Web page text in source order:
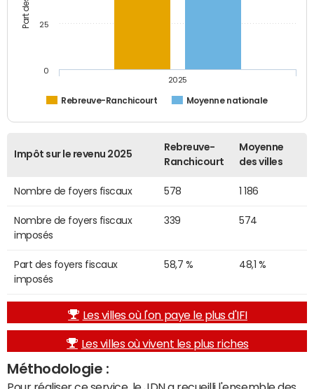
Rebreuve-Ranchicourt Moyenne nationale
2025
0
25
Impôt sur le revenu 2025
Rebreuve-
Ranchicourt
Moyenne
des villes
Nombre de foyers fiscaux 578 1 186
Nombre de foyers fiscaux
imposés
339 574
Part des foyers fiscaux
imposés
58,7 % 48,1 %
Les villes où l'on paye le plus d'IFI
Les villes où vivent les plus riches
Méthodologie :